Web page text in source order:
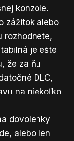
konzole.
zážitok alebo
rozhodnete,
je ešte
že za ňu
DLC,
na niekoľko
dovolenky
alebo len